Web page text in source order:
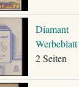
Diamant
Werbeblatt
2 Seiten